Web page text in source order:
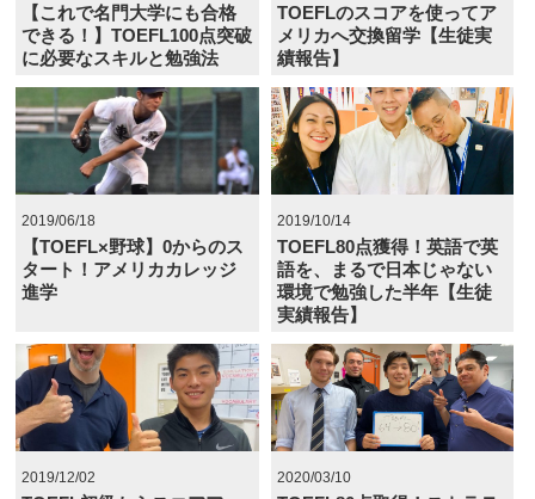
【これで名門大学にも合格
できる！】TOEFL100点突破
に必要なスキルと勉強法
TOEFLのスコアを使ってア
メリカへ交換留学【生徒実
績報告】
2019/06/18
【TOEFL×野球】0からのス
タート！アメリカカレッジ
進学
2019/10/14
TOEFL80点獲得！英語で英
語を、まるで日本じゃない
環境で勉強した半年【生徒
実績報告】
2019/12/02 2020/03/10